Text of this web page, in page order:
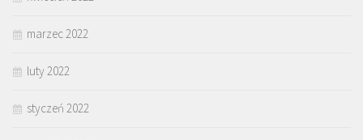
marzec 2022
luty 2022
styczeń 2022